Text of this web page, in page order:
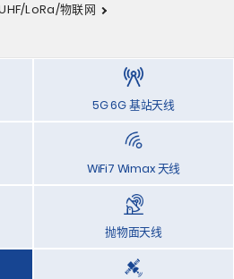
LoRa/物联网
5G 6G 基站天线
WiFi7 Wimax 天线
抛物面天线